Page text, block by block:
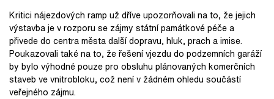
Kritici nájezdových ramp už dříve upozorňovali na to, že jejich
výstavba je v rozporu se zájmy státní památkové péče a
přivede do centra města další dopravu, hluk, prach a imise.
Poukazovali také na to, že řešení vjezdu do podzemních garáží
by bylo výhodné pouze pro obsluhu plánovaných komerčních
staveb ve vnitrobloku, což není v žádném ohledu součástí
veřejného zájmu.